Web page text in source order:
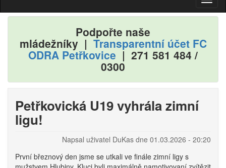
Podpořte naše
mládežníky | Transparentní účet FC
ODRA Petřkovice | 271 581 484 /
0300
Petřkovická U19 vyhrála zimní
ligu!
Napsal uživatel DuKas dne 01.03.2026 - 20:20
První březnový den jsme se utkali ve finále zimní ligy s